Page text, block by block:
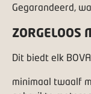
Gegarandeerd,
ZORGELOOS
Dit biedt elk
minimaal twaalf